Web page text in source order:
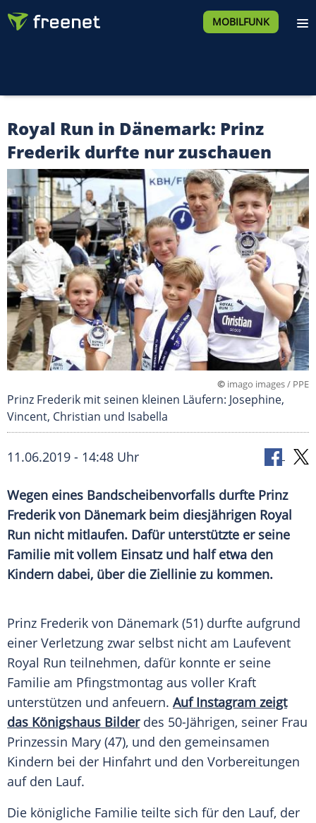
MOBILFUNK
Royal Run in Dänemark: Prinz
Frederik durfte nur zuschauen
© imago images / PPE
Prinz Frederik mit seinen kleinen Läufern: Josephine,
Vincent, Christian und Isabella
11.06.2019 - 14:48 Uhr
Wegen eines Bandscheibenvorfalls durfte Prinz
Frederik von Dänemarkbeim diesjährigen Royal
Run nicht mitlaufen. Dafür unterstützte er seine
Familie mit vollem Einsatz und half etwa den
Kindern dabei, über die Ziellinie zu kommen.
Prinz Frederik von Dänemark (51) durfte aufgrund
einer Verletzung zwar selbst nicht am Laufevent
Royal Run teilnehmen, dafür konnte er seine
Familie am Pfingstmontag aus voller Kraft
unterstützen und anfeuern. Auf Instagram zeigt
das Königshaus Bilderdes 50-Jährigen, seiner Frau
Prinzessin Mary (47), und den gemeinsamen
Kindern bei der Hinfahrt und den Vorbereitungen
auf den Lauf.
Die königliche Familie teilte sich für den Lauf, der